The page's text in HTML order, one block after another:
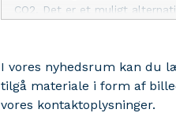
CO2. Det er et muligt
I vores nyhedsrum kan du
tilgå materiale i form af
vores kontaktoplysninger.